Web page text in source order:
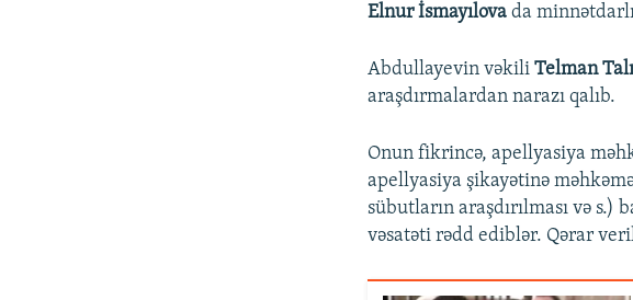
Elnur İsmayılova da
Abdullayevin vəkiliTelman
araşdırmalardan narazı qalıb.
Onun fikrincə, apellyasiya
apellyasiya şikayətinə
sübutların araşdırılması və s.)
vəsatəti rədd ediblər. Qərar